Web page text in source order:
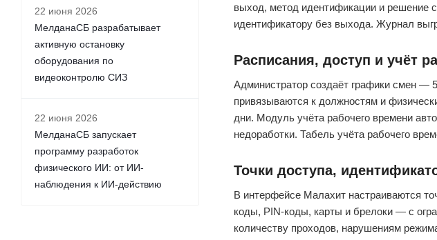
выход, метод идентификации и решение
идентификатору без выхода. Журнал
Расписания, доступ и учёт
Администратор создаёт графики смен —
привязываются к должностям и
дни. Модуль учёта рабочего времени
недоработки. Табель учёта рабочего
Точки доступа,
В интерфейсе Малахит настраиваются
коды, PIN-коды, карты и брелоки — с
количеству проходов, нарушениям
22 июня 2026
МелданаСБ разрабатывает
активную остановку
оборудования по
видеоконтролю СИЗ
22 июня 2026
МелданаСБ запускает
программу разработок
физического ИИ: от ИИ-
наблюдения к ИИ-действию